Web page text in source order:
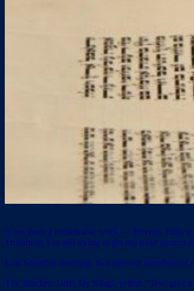
It has been a remarkable week — Beverly Hills
Truthfully, I’m still trying to get my head around
Last Saturday morning, two stalwart members
The attacker, Jarris Jay Silagi, yelled, “Jew, give